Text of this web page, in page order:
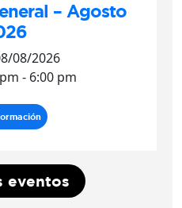
– Agosto
08/2026
- 6:00 pm
eventos